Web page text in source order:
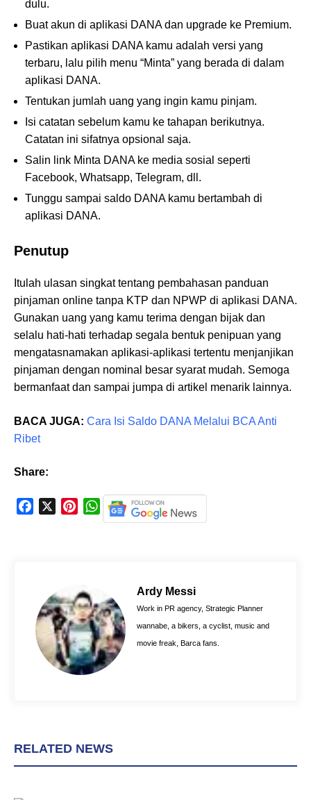
dulu.
Buat akun di aplikasi DANA dan upgrade ke Premium.
Pastikan aplikasi DANA kamu adalah versi yang
terbaru, lalu pilih menu “Minta” yang berada di dalam
aplikasi DANA.
Tentukan jumlah uang yang ingin kamu pinjam.
Isi catatan sebelum kamu ke tahapan berikutnya.
Catatan ini sifatnya opsional saja.
Salin link Minta DANA ke media sosial seperti
Facebook, Whatsapp, Telegram, dll.
Tunggu sampai saldo DANA kamu bertambah di
aplikasi DANA.
Penutup
Itulah ulasan singkat tentang pembahasan panduan
pinjaman online tanpa KTP dan NPWP di aplikasi DANA.
Gunakan uang yang kamu terima dengan bijak dan
selalu hati-hati terhadap segala bentuk penipuan yang
mengatasnamakan aplikasi-aplikasi tertentu menjanjikan
pinjaman dengan nominal besar syarat mudah. Semoga
bermanfaat dan sampai jumpa di artikel menarik lainnya.
BACA JUGA: Cara Isi Saldo DANA Melalui BCA Anti
Ribet
Share:
k
r
e
s
W
h
p
p
Ardy Messi
Work in PR agency, Strategic Planner
wannabe, a bikers, a cyclist, music and
movie freak, Barca fans.
RELATED NEWS